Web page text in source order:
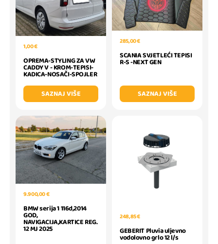
1,00 €
OPREMA-STYLING ZA VW
CADDY V - KROM-TEPISI-
KADICA-NOSAČI-SPOJLER
SAZNAJ VIŠE
285,00 €
SCANIA SVJETLEĆI TEPISI
R-S -NEXT GEN
SAZNAJ VIŠE
9.900,00 €
BMW serija 1 116d,2014
GOD,
NAVIGACIJA,KARTICE REG.
12 MJ 2025
248,85 €
GEBERIT Pluvia uljevno
vodolovno grlo 12 l/s